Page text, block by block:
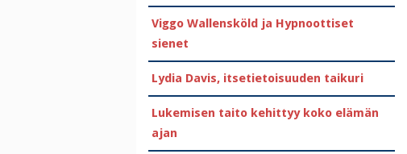
Viggo Wallensköld ja Hypnoottiset
sienet
Lydia Davis, itsetietoisuuden taikuri
Lukemisen taito kehittyy koko elämän
ajan